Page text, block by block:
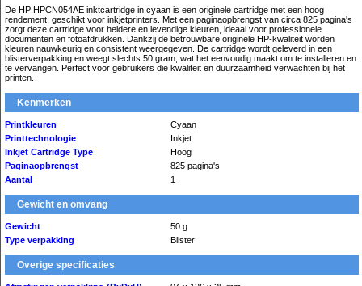
De HP HPCN054AE inktcartridge in cyaan is een originele cartridge met een hoog
rendement, geschikt voor inkjetprinters. Met een paginaopbrengst van circa 825 pagina's
zorgt deze cartridge voor heldere en levendige kleuren, ideaal voor professionele
documenten en fotoafdrukken. Dankzij de betrouwbare originele HP-kwaliteit worden
kleuren nauwkeurig en consistent weergegeven. De cartridge wordt geleverd in een
blisterverpakking en weegt slechts 50 gram, wat het eenvoudig maakt om te installeren en
te vervangen. Perfect voor gebruikers die kwaliteit en duurzaamheid verwachten bij het
printen.
Kenmerken
Printkleuren
Cyaan
Printtechnologie
Inkjet
Inkjet Cartridge Type
Hoog
Paginaopbrengst
825 pagina's
Aantal
1
Gewicht en omvang
Gewicht
50 g
Type verpakking
Blister
Overige specificaties